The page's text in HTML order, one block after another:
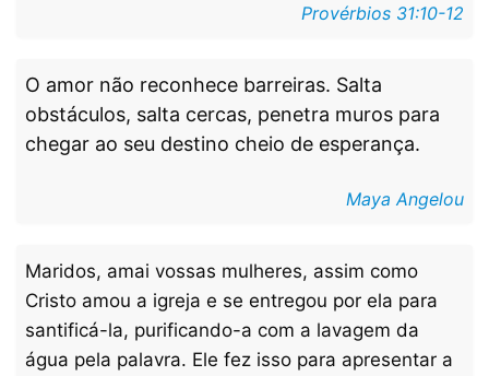
Provérbios 31:10-12
O amor não reconhece barreiras. Salta
obstáculos, salta cercas, penetra muros para
chegar ao seu destino cheio de esperança.
Maya Angelou
Maridos, amai vossas mulheres, assim como
Cristo amou a igreja e se entregou por ela para
santificá-la, purificando-a com a lavagem da
água pela palavra. Ele fez isso para apresentar a